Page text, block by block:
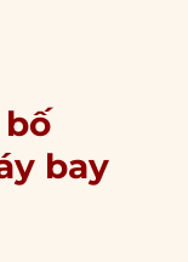
bố
bay